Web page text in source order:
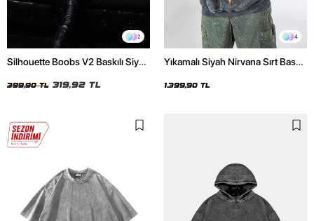
2
Silhouette Boobs V2 Baskılı Siyah
399,90 TL 319,92 TL
4
Yıkamalı Siyah Nirvana Sırt Baskılı
1.399,90 TL